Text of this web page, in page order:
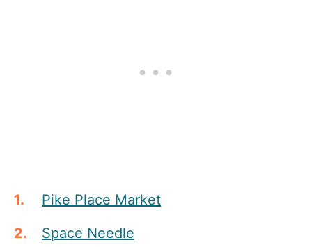
Pike Place Market
Space Needle